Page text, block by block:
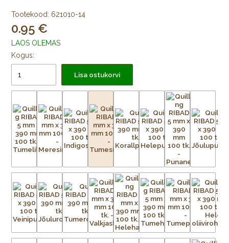
Tootekood: 621010-14
0.95
LAOS OLEMAS
Kogus:
Lisa ostukorvi